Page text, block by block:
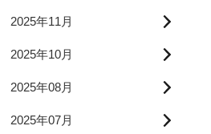
2025年11月
2025年10月
2025年08月
2025年07月